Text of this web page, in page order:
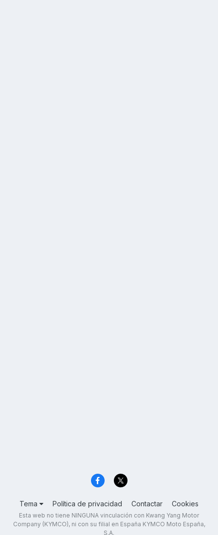
Tema Política de privacidad Contactar Cookies
Esta web no tiene NINGUNA vinculación con Kwang Yang Motor
Company (KYMCO), ni con su filial en España KYMCO Moto España,
S.A.